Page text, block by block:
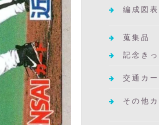
編成図表
蒐集品
記念き
交通カー
その他